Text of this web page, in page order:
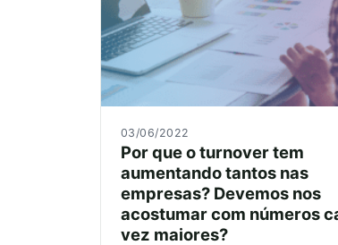
03/06/2022
Por que o turnover tem
aumentando tantos nas
empresas? Devemos nos
acostumar com números
vez maiores?